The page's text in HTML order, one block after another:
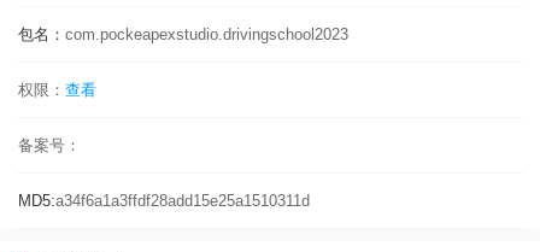
包名： com.pockeapexstudio.drivingschool2023
权限： 查看
备案号：
MD5:a34f6a1a3ffdf28add15e25a1510311d